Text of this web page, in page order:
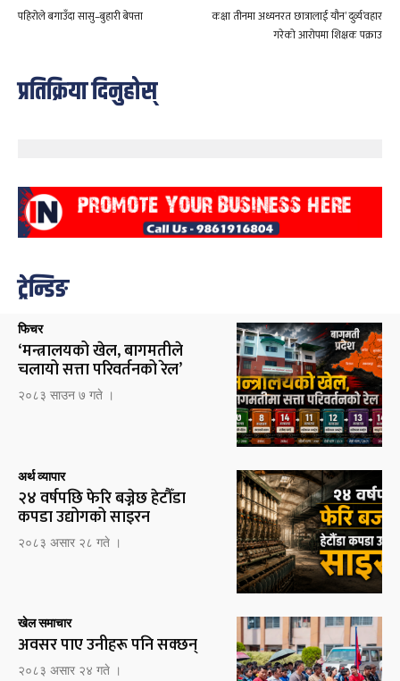
पहिरोले बगाउँदा सासु–बुहारी बेपत्ता
कक्षा तीनमा अध्यनरत छात्रालाई यौन’ दुर्व्य’वहार
गरेको आरोपमा शिक्षक पक्राउ
प्रतिक्रिया दिनुहोस्
ट्रेन्डिङ
फिचर
‘मन्त्रालयको खेल, बागमतीले
चलायो सत्ता परिवर्तनको रेल’
२०८३ साउन ७ गते ।
अर्थ व्यापार
२४ वर्षपछि फेरि बज्नेछ हेटौँडा
कपडा उद्योगको साइरन
२०८३ असार २८ गते ।
खेल समाचार
अवसर पाए उनीहरू पनि सक्छन्
२०८३ असार २४ गते ।